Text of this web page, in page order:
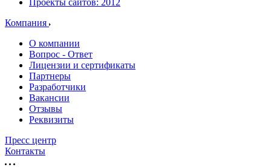
Проекты сайтов: 2012
Компания
О компании
Вопрос - Ответ
Лицензии и сертификаты
Партнеры
Разработчики
Вакансии
Отзывы
Реквизиты
Пресс центр
Контакты